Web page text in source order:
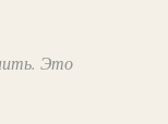
Это